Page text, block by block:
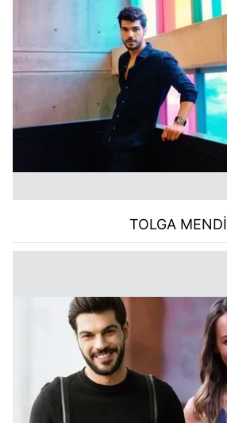
TOLGA MENDİ